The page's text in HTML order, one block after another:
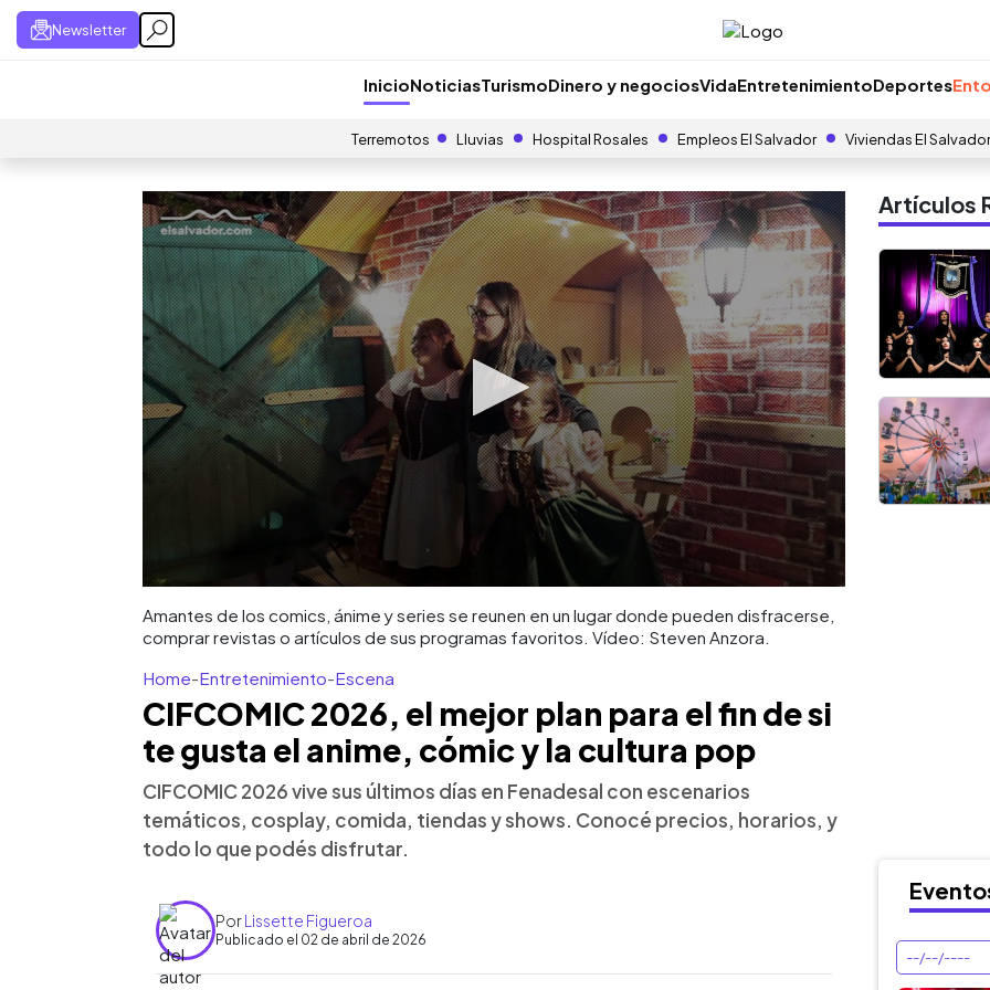
Newsletter
InicioNoticiasTurismoDinero y negociosVidaEntretenimientoDeportes
Terremotos Lluvias Hospital Rosales Empleos El Salvador Viviendas El Salvador
Amantes de los comics, ánime y series se reunen en un lugar donde pueden disfracerse,
comprar revistas o artículos de sus programas favoritos. Vídeo: Steven Anzora.
Home-Entretenimiento-Escena
CIFCOMIC 2026, el mejor plan para el fin de si
te gusta el anime, cómic y la cultura pop
CIFCOMIC 2026 vive sus últimos días en Fenadesal con escenarios
temáticos, cosplay, comida, tiendas y shows. Conocé precios, horarios, y
todo lo que podés disfrutar.
PorLissette Figueroa
Publicado el 02 de abril de 2026
Artículos